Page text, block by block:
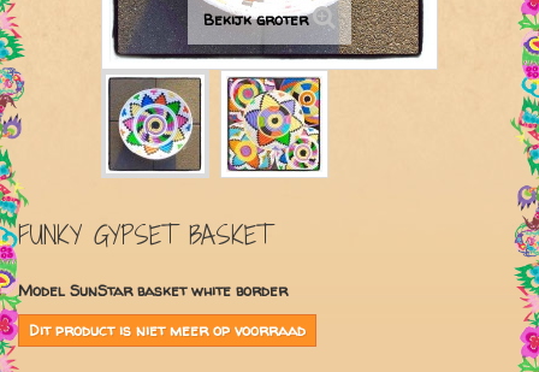
Bekijk groter
FUNKY GYPSET BASKET
Model SunStar basket white border
Dit product is niet meer op voorraad